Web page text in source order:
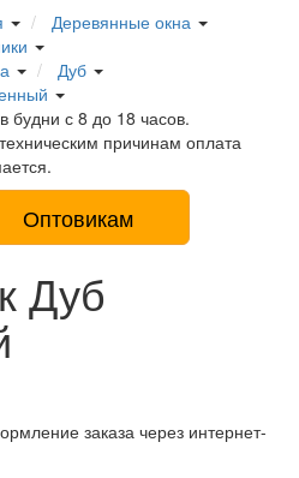
Деревянные окна
Дуб
будни с 8 до 18 часов.
причинам оплата
Оптовикам
Дуб
заказа через интернет-